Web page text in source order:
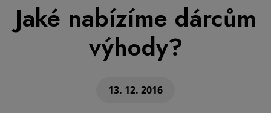
Jaké nabízíme dárcům
výhody?
13. 12. 2016